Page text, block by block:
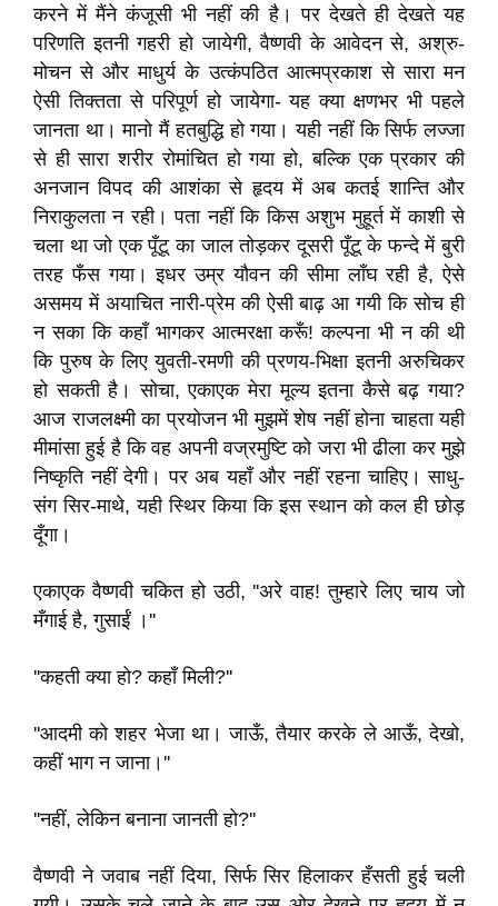
करने में मैंने कंजूसी भी नहीं की है। पर देखते ही देखते यह
परिणति इतनी गहरी हो जायेगी, वैष्णवी के आवेदन से, अश्रु-
मोचन से और माधुर्य के उत्कंपठि‍त आत्मप्रकाश से सारा मन
ऐसी तिक्तता से परिपूर्ण हो जायेगा- यह क्या क्षणभर भी पहले
जानता था। मानो मैं हतबुद्धि हो गया। यही नहीं कि सिर्फ लज्जा
से ही सारा शरीर रोमांचित हो गया हो, बल्कि एक प्रकार की
अनजान विपद की आशंका से हृदय में अब कतई शान्ति और
निराकुलता न रही। पता नहीं कि किस अशुभ मुहूर्त में काशी से
चला था जो एक पूँटू का जाल तोड़कर दूसरी पूँटू के फन्दे में बुरी
तरह फँस गया। इधर उम्र यौवन की सीमा लाँघ रही है, ऐसे
असमय में अयाचित नारी-प्रेम की ऐसी बाढ़ आ गयी कि सोच ही
न सका कि कहाँ भागकर आत्मरक्षा करूँ! कल्पना भी न की थी
कि पुरुष के लिए युवती-रमणी की प्रणय-भिक्षा इतनी अरुचिकर
हो सकती है। सोचा, एकाएक मेरा मूल्य इतना कैसे बढ़ गया?
आज राजलक्ष्मी का प्रयोजन भी मुझमें शेष नहीं होना चाहता यही
मीमांसा हुई है कि वह अपनी वज्रमुष्टि को जरा भी ढीला कर मुझे
निष्कृति नहीं देगी। पर अब यहाँ और नहीं रहना चाहिए। साधु-
संग सिर-माथे, यही स्थिर किया कि इस स्थान को कल ही छोड़
दूँगा।
एकाएक वैष्णवी चकित हो उठी, ''अरे वाह! तुम्हारे लिए चाय जो
मँगाई है, गुसाईं ।''
''कहती क्या हो? कहाँ मिली?''
''आदमी को शहर भेजा था। जाऊँ, तैयार करके ले आऊँ, देखो,
कहीं भाग न जाना।''
''नहीं, लेकिन बनाना जानती हो?''
वैष्णवी ने जवाब नहीं दिया, सिर्फ सिर हिलाकर हँसती हुई चली